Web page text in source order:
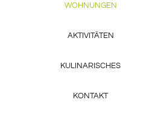
WOHNUNGEN
AKTIVITÄTEN
KULINARISCHES
KONTAKT